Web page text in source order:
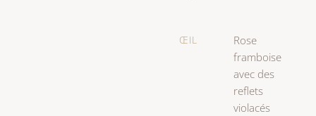
ŒIL
Rose
framboise
avec des
reflets
violacés